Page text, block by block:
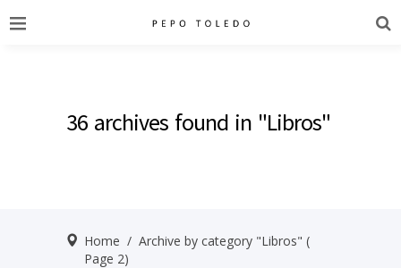
36 archives found in "Libros"
Home / Archive by category "Libros" (
Page 2)